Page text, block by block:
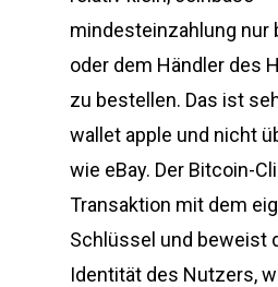
mindesteinzahlung nur
oder dem Händler des
zu bestellen. Das ist
wallet apple und nicht
wie eBay. Der Bitcoin-
Transaktion mit dem
Schlüssel und beweist
Identität des Nutzers,